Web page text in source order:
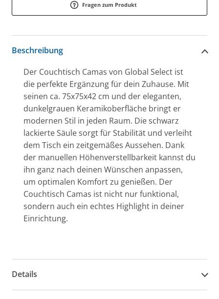
Fragen zum Produkt
Beschreibung
Der Couchtisch Camas von Global Select ist
die perfekte Ergänzung für dein Zuhause. Mit
seinen ca. 75x75x42 cm und der eleganten,
dunkelgrauen Keramikoberfläche bringt er
modernen Stil in jeden Raum. Die schwarz
lackierte Säule sorgt für Stabilität und verleiht
dem Tisch ein zeitgemäßes Aussehen. Dank
der manuellen Höhenverstellbarkeit kannst du
ihn ganz nach deinen Wünschen anpassen,
um optimalen Komfort zu genießen. Der
Couchtisch Camas ist nicht nur funktional,
sondern auch ein echtes Highlight in deiner
Einrichtung.
Details